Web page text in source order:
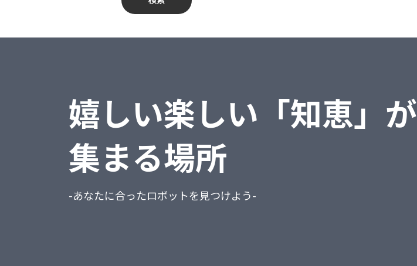
生活関連サービス業・娯楽業
教育、学習支援業
医療、福祉
就業奉行
人事奉行
PCA商魂DX
嬉しい楽しい「知恵」が
集まる場所
-あなたに合ったロボットを見つけよう-